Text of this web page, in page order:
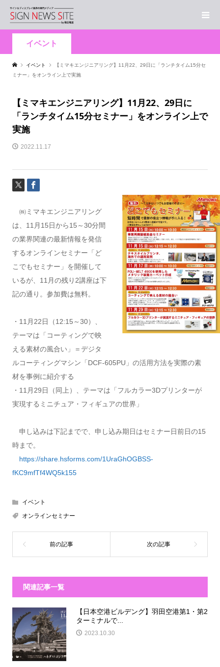
イベント
イベント
【ミマキエンジニアリング】11月22、29日に「ランチタイム15分セ
ミナー」をオンライン上で実施
【ミマキエンジニアリング】11月22、29日に
「ランチタイム15分セミナー」をオンライン上で
実施
2022.11.17
㈱ミマキエンジニアリング
は、11月15日から15～30分間
の業界関連の最新情報を発信
するオンラインセミナー「ど
こでもセミナー」を開催して
いるが、11月の残り2講座は下
記の通り。参加費は無料。
・11月22日（12:15～30）、
テーマは「コーティングで映
える素材の風合い」＝デジタ
ルコーティングマシン「DCF-605PU」の活用方法を実際の素
材を事例に紹介する
・11月29日（同上）、テーマは「フルカラー3Dプリンターが
実現するミニチュア・フィギュアの世界」
申し込みは下記までで、申し込み期日はセミナー日前日の15
時まで。
https://share.hsforms.com/1UraGhOGBSS-
fKC9mfTf4WQ5k155
イベント
オンラインセミナー
関連記事一覧
【日本空港ビルデング】羽田空港第1・第2
ターミナルで...
2023.10.30